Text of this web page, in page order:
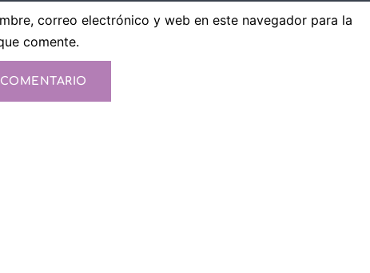
correo electrónico y web en este navegador para la
comente.